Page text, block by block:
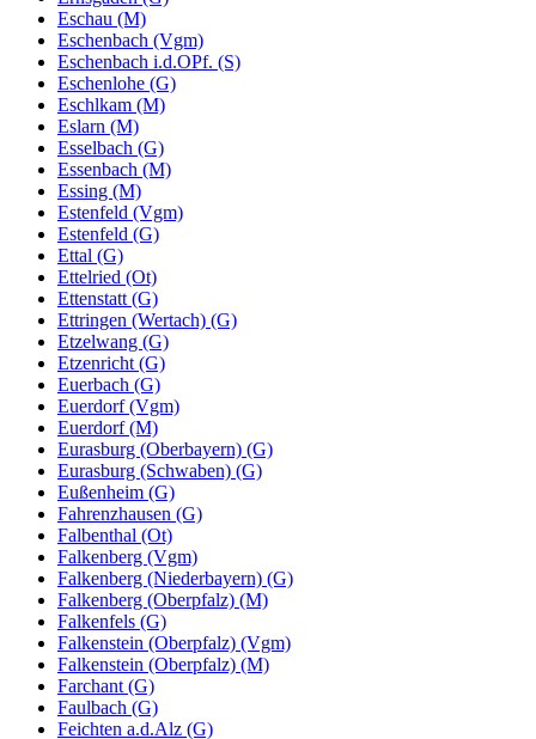
Eschau (M)
Eschenbach (Vgm)
Eschenbach i.d.OPf. (S)
Eschenlohe (G)
Eschlkam (M)
Eslarn (M)
Esselbach (G)
Essenbach (M)
Essing (M)
Estenfeld (Vgm)
Estenfeld (G)
Ettal (G)
Ettelried (Ot)
Ettenstatt (G)
Ettringen (Wertach) (G)
Etzelwang (G)
Etzenricht (G)
Euerbach (G)
Euerdorf (Vgm)
Euerdorf (M)
Eurasburg (Oberbayern) (G)
Eurasburg (Schwaben) (G)
Eußenheim (G)
Fahrenzhausen (G)
Falbenthal (Ot)
Falkenberg (Vgm)
Falkenberg (Niederbayern) (G)
Falkenberg (Oberpfalz) (M)
Falkenfels (G)
Falkenstein (Oberpfalz) (Vgm)
Falkenstein (Oberpfalz) (M)
Farchant (G)
Faulbach (G)
Feichten a.d.Alz (G)